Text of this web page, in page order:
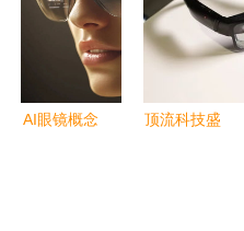
摄像头
制体验
AI眼镜概念
顶流科技盛